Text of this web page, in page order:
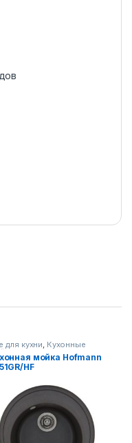
для кухни, Кухонные
мойка Hofmann
HF